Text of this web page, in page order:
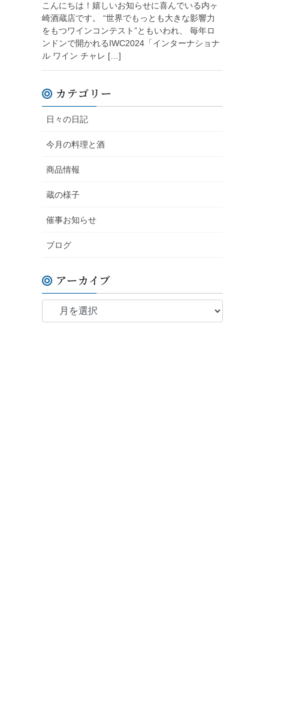
こんにちは！嬉しいお知らせに喜んでいる内ヶ
崎酒蔵店です。 “世界でもっとも大きな影響力
をもつワインコンテスト”ともいわれ、 毎年ロ
ンドンで開かれるIWC2024「インターナショナ
ル ワイン チャレ […]
カテゴリー
日々の日記
今月の料理と酒
商品情報
蔵の様子
催事お知らせ
ブログ
アーカイブ